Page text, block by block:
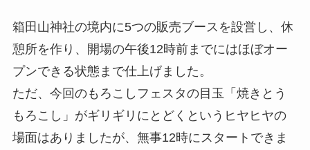
箱田山神社の境内に5つの販売ブースを設営し、休
憩所を作り、開場の午後12時前までにはほぼオー
プンできる状態まで仕上げました。
ただ、今回のもろこしフェスタの目玉「焼きとう
もろこし」がギリギリにとどくというヒヤヒヤの
場面はありましたが、無事12時にスタートできま